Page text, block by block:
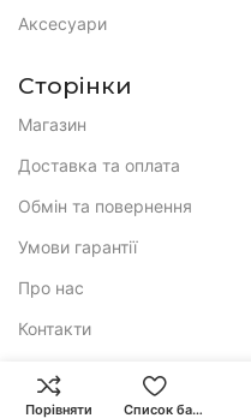
Аксесуари
Сторінки
Магазин
Доставка та оплата
Обмін та повернення
Умови гарантії
Про нас
Контакти
Додатково
Порівняти Список бажань